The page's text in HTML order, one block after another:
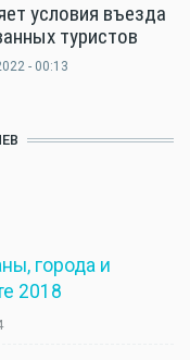
условия въезда
туристов
- 00:13
города и
2018